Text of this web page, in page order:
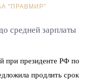
"ПРАВМИР"
средней зарплаты
президенте РФ по
продлить срок